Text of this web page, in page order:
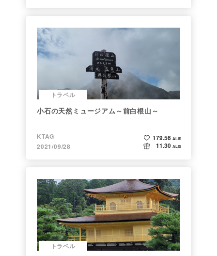
トラベル
小石の天然ミュージアム～前白根山～
KTAG
2021/09/28
179.56 ALIS
11.30 ALIS
トラベル